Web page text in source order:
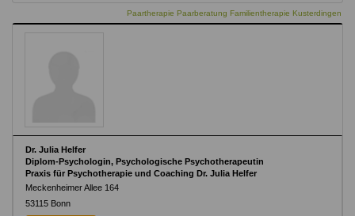
Paartherapie Paarberatung Familientherapie Kusterdingen
Dr. Julia Helfer
Diplom-Psychologin, Psychologische Psychotherapeutin
Praxis für Psychotherapie und Coaching Dr. Julia Helfer
Meckenheimer Allee 164
53115 Bonn